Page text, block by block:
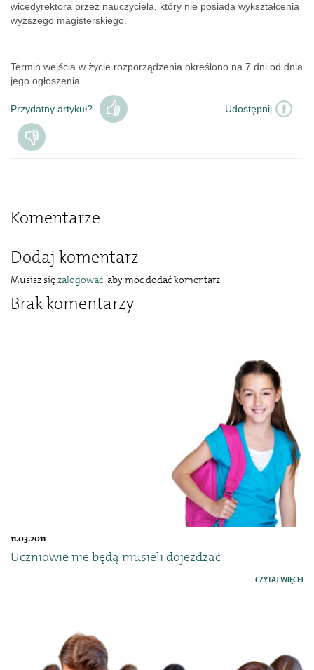
wicedyrektora przez nauczyciela, który nie posiada wykształcenia
wyższego magisterskiego.
Termin wejścia w życie rozporządzenia określono na 7 dni od dnia
jego ogłoszenia.
Przydatny artykuł? Udostępnij
Komentarze
Dodaj komentarz
Musisz sięzalogować, aby móc dodać komentarz.
Brak komentarzy
11.03.2011
Uczniowie nie będą musieli dojeżdżać
CZYTAJ WIĘCEJ